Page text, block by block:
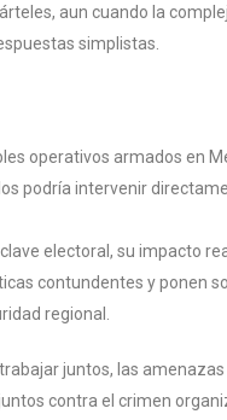
aun cuando la
simplistas.
operativos armados en
podría intervenir
electoral, su impacto
contundentes y ponen
regional.
juntos, las
contra el crimen